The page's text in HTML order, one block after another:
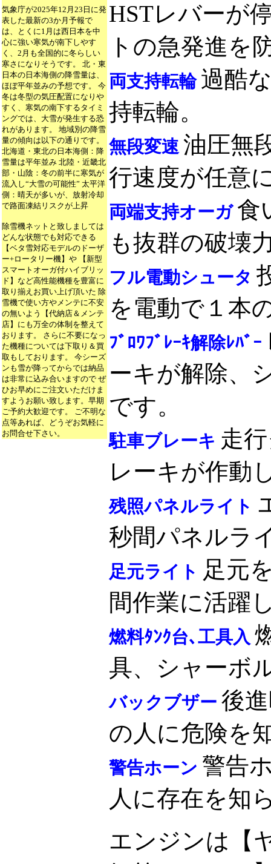
気象庁が2025年12月23日に発
表した最新の3か月予報で
は、とくに1月は西日本を中
心に強い寒気が南下しやす
く、2月も全国的に冬らしい
寒さになりそうです。 北・東
日本の日本海側の降雪量は、
ほぼ平年並みの予想です。 今
冬は冬型の気圧配置になりや
すく、寒気の南下するタイミ
ングでは、大雪が発生する恐
れがあります。 地域別の降雪
量の傾向は以下の通りです。
北海道・東北の日本海側：降
雪量は平年並み 北陸・近畿北
部・山陰：冬の前半に寒気が
流入し“大雪の可能性” 太平洋
側：晴天が多いが、放射冷却
で路面凍結リスクが上昇
除雪機ネットと致しましては
どんな状態でも対応できる
【ベタ雪対応モデルのドーザ
ー+ロータリー機】や 【新型
スマートオーガ付ハイブリッ
ド】など高性能機種を豊富に
取り揃えお買い上げ頂いた 除
雪機で使い方やメンテに不安
の無いよう【代納店＆メンテ
店】にも万全の体制を整えて
おります。 さらに不要になっ
た機種については下取り＆買
取もしております。 今シーズ
ンも雪が降ってからでは納品
は非常に込み合いますので ぜ
ひお早めにご注文いただけま
すようお願い致します。早期
ご予約大歓迎です。 ご不明な
点等あれば、どうぞお気軽に
お問合せ下さい。
HSTレバーが
トの急発進を
両支持転輪 過酷
持転輪。
無段変速 油圧無
行速度が任意
両端支持オーガ食
も抜群の破壊
フル電動シュータ
を電動で１本
ﾌﾞﾛﾜﾌﾞﾚｰｷ解除ﾚﾊﾞｰ
ーキが解除、
です。
駐車ブレーキ 走
レーキが作動
残照パネルライト
秒間パネルラ
足元ライト 足元
間作業に活躍
燃料ﾀﾝｸ台､工具入
具、シャーボ
バックブザー 後
の人に危険を
警告ホーン 警告
人に存在を知
エンジンは